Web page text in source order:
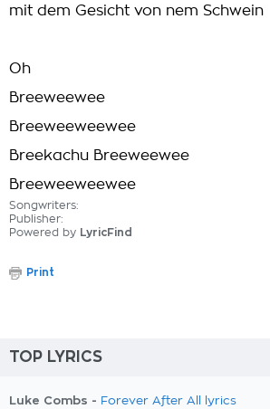
mit dem Gesicht von nem Schwein
Oh
Breeweewee
Breeweeweewee
Breekachu Breeweewee
Breeweeweewee
Songwriters:
Publisher:
Powered by LyricFind
Print
TOP LYRICS
Luke Combs - Forever After All lyrics